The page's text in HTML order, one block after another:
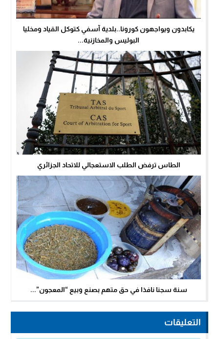
يكابدون ويواجهون كورونا..بلدية آسفي كتوكل القياد ومخليا
البوليس والمخازنية...
الطاس ترفض الطلب الاستعجالي للاتحاد الجزائري
سنة سجنا نافذا في حق متهم بصنع وبيع “المعجون”...
التعليقات